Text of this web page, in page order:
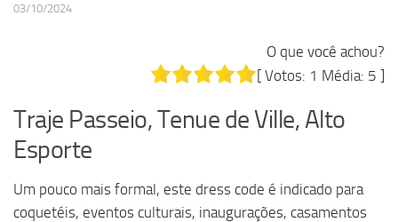
03/10/2024
O que você achou?
[ Votos: 1 Média: 5 ]
Traje Passeio, Tenue de Ville, Alto
Esporte
Um pouco mais formal, este dress code é indicado para
coquetéis, eventos culturais, inaugurações, casamentos